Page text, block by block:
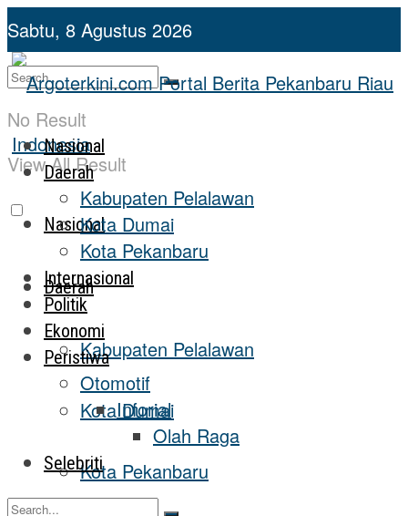
Sabtu, 8 Agustus 2026
No Result
View All Result
Nasional
Daerah
Kabupaten Pelalawan
Kota Dumai
Kota Pekanbaru
Nasional
Daerah
Kabupaten Pelalawan
Kota Dumai
Kota Pekanbaru
Internasional
Politik
Ekonomi
Peristiwa
Otomotif
Inforial
Olah Raga
Selebriti